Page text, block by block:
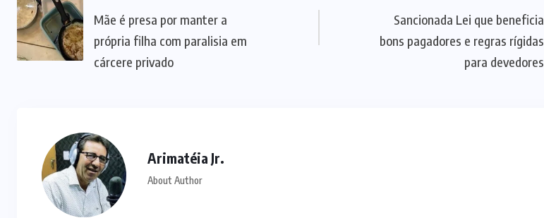
Mãe é presa por manter a
própria filha com paralisia em
cárcere privado
Sancionada Lei que beneficia
bons pagadores e regras rígidas
para devedores
Arimatéia Jr.
About Author